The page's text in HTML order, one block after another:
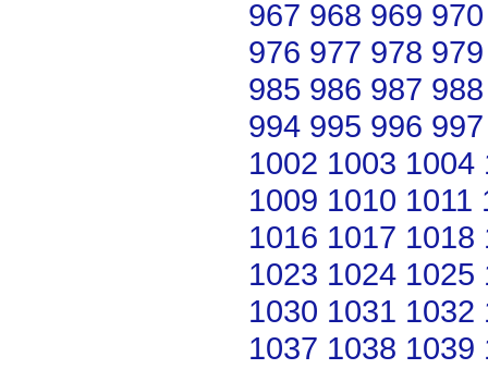
967 968 969 970
976 977 978 979
985 986 987 988
994 995 996 997
1002 1003 1004
1009 1010 1011
1016 1017 1018
1023 1024 1025
1030 1031 1032
1037 1038 1039